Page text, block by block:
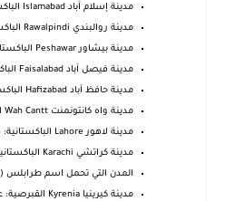
مدينة إسلام آباد Islamabad الباكستانية: حاضرة المس...
مدينة روالبندي Rawalpindi الباكستانية: حارسة التار...
مدينة بيشاور Peshawar الباكستانية: مدينة الزهور وب...
مدينة فيصل آباد Faisalabad الباكستانية: مانشستر با...
مدينة حافظ آباد Hafizabad الباكستانية: عاصمة الأرز...
مدينة واه كانتونمنت Wah Cantt الباكستانية: لؤلؤة ا...
مدينة لاهور Lahore الباكستانية: قلب باكستان النابض...
مدينة كراتشي Karachi الباكستانية: ميناء الأحلام ون...
المدن التي تحمل اسم طرابلس (Tripolis) حول العالم:
مدينة كيرينيا Kyrenia القبرصية: عروس الشمال القبرص...